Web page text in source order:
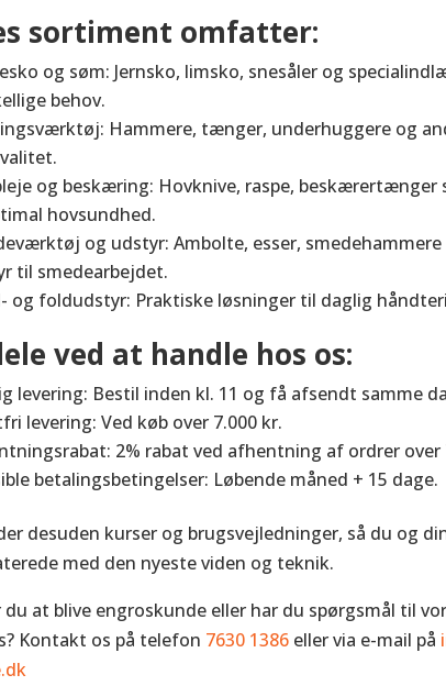
sortiment omfatter:
og søm: Jernsko, limsko, snesåler og
behov.
Hammere, tænger, underhuggere og
og beskæring: Hovknive, raspe,
hovsundhed.
og udstyr: Ambolte, esser,
til smedearbejdet.
og foldudstyr: Praktiske løsninger til daglig
ved at handle hos os:
levering: Bestil inden kl. 11 og få afsendt samme
levering: Ved køb over 7.000 kr.
2% rabat ved afhentning af ordrer over
betalingsbetingelser: Løbende måned + 15 dage.
desuden kurser og brugsvejledninger, så du og
med den nyeste viden og teknik.
at blive engroskunde eller har du spørgsmål til
Kontakt os på telefon 7630 1386 eller via e-mail på